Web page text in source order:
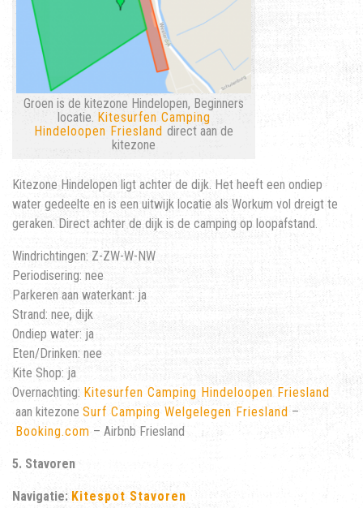
Groen is de kitezone Hindelopen, Beginners
locatie. Kitesurfen Camping
Hindeloopen Friesland direct aan de
kitezone
Kitezone Hindelopen ligt achter de dijk. Het heeft een ondiep
water gedeelte en is een uitwijk locatie als Workum vol dreigt te
geraken. Direct achter de dijk is de camping op loopafstand.
Windrichtingen: Z-ZW-W-NW
Periodisering: nee
Parkeren aan waterkant: ja
Strand: nee, dijk
Ondiep water: ja
Eten/Drinken: nee
Kite Shop: ja
Overnachting: Kitesurfen Camping Hindeloopen Friesland
aan kitezone Surf Camping Welgelegen Friesland –
Booking.com – Airbnb Friesland
5. Stavoren
Navigatie: Kitespot Stavoren